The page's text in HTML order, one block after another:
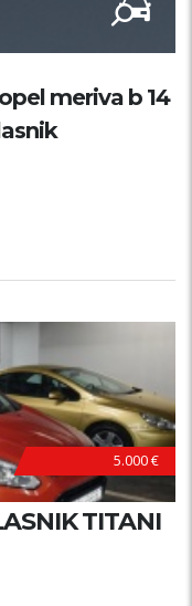
meriva b 14
5.000 €
TITANI